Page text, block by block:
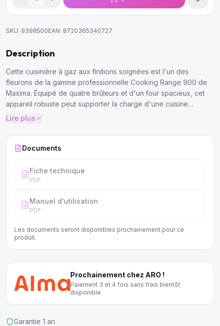
SKU: 9398500EAN: 8720365340727
Description
Cette cuisinière à gaz aux finitions soignées est l'un des
fleurons de la gamme professionnelle Cooking Range 900 de
Maxima. Équipé de quatre brûleurs et d'un four spacieux, cet
appareil robuste peut supporter la charge d'une cuisine
professionnelle.
Lire plus
Documents
Fiche technique
PDF
Manuel d'utilisation
PDF
Les documents seront disponibles prochainement pour ce
produit.
Prochainement chez ARO !
Paiement 3 et 4 fois sans frais bientôt
disponible
Garantie 1 an